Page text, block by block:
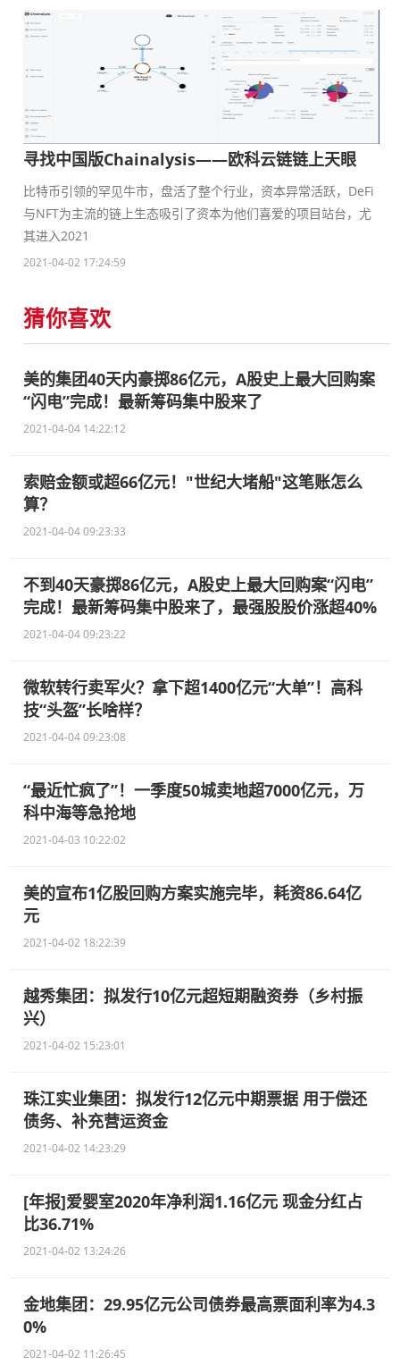
寻找中国版Chainalysis——欧科云链链上天眼
比特币引领的罕见牛市，盘活了整个行业，资本异常活跃，DeFi
与NFT为主流的链上生态吸引了资本为他们喜爱的项目站台，尤
其进入2021
2021-04-02 17:24:59
猜你喜欢
美的集团40天内豪掷86亿元，A股史上最大回购案
“闪电”完成！最新筹码集中股来了
2021-04-04 14:22:12
索赔金额或超66亿元！"世纪大堵船"这笔账怎么
算？
2021-04-04 09:23:33
不到40天豪掷86亿元，A股史上最大回购案“闪电”
完成！最新筹码集中股来了，最强股股价涨超40%
2021-04-04 09:23:22
微软转行卖军火？拿下超1400亿元“大单”！高科
技“头盔”长啥样？
2021-04-04 09:23:08
“最近忙疯了”！一季度50城卖地超7000亿元，万
科中海等急抢地
2021-04-03 10:22:02
美的宣布1亿股回购方案实施完毕，耗资86.64亿
元
2021-04-02 18:22:39
越秀集团：拟发行10亿元超短期融资券（乡村振
兴）
2021-04-02 15:23:01
珠江实业集团：拟发行12亿元中期票据 用于偿还
债务、补充营运资金
2021-04-02 14:23:29
[年报]爱婴室2020年净利润1.16亿元 现金分红占
比36.71%
2021-04-02 13:24:26
金地集团：29.95亿元公司债券最高票面利率为4.3
0%
2021-04-02 11:26:45